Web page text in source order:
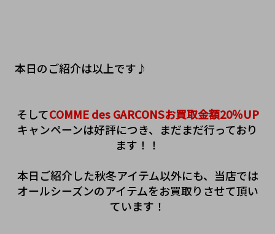
本日のご紹介は以上です♪
そしてCOMME des GARCONSお買取金額20％UP
キャンペーンは好評につき、まだまだ行っており
ます！！
本日ご紹介した秋冬アイテム以外にも、当店では
オールシーズンのアイテムをお買取りさせて頂い
ています！